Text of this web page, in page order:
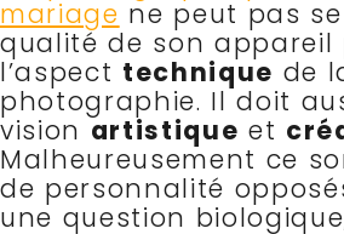
mariage ne peut pas
qualité de son appareil
l’aspect technique de
photographie. Il doit
vision artistique et
Malheureusement ce
de personnalité
une question